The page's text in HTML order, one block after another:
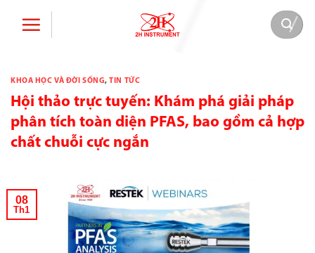
KHOA HỌC VÀ ĐỜI SỐNG,TIN TỨC
Hội thảo trực tuyến: Khám phá giải pháp
phân tích toàn diện PFAS, bao gồm cả hợp
chất chuỗi cực ngắn
08
Th1